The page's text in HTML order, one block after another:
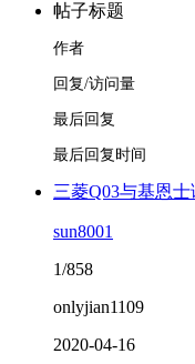
帖子标题
作者
回复/访问量
最后回复
最后回复时间
三菱Q03与基恩
sun8001
1/858
onlyjian1109
2020-04-16